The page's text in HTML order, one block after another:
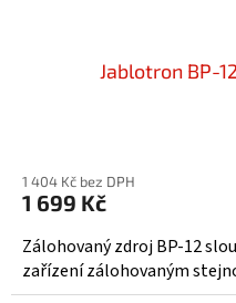
Jablotron BP-
produktu
je
5,0
z
5
1 404 Kč bez DPH
1 699 Kč
Zálohovaný zdroj BP-12
zařízení zálohovaným